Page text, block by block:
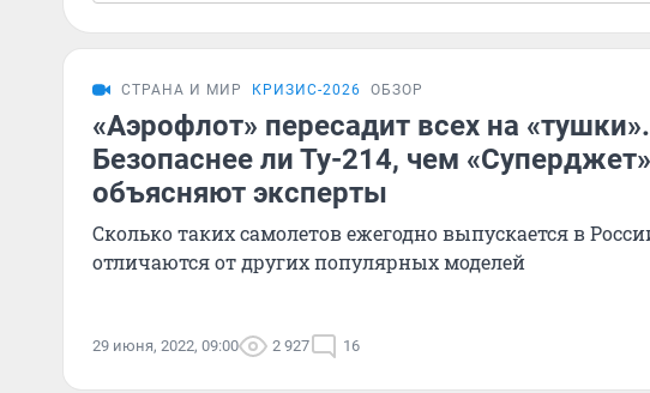
СТРАНА И МИР КРИЗИС-2026 ОБЗОР
«Аэрофлот» пересадит всех на «тушки».
Безопаснее ли Ту-214, чем
объясняют эксперты
Сколько таких самолетов ежегодно выпускается в
отличаются от других популярных моделей
29 июня, 2022, 09:00 2 927 16